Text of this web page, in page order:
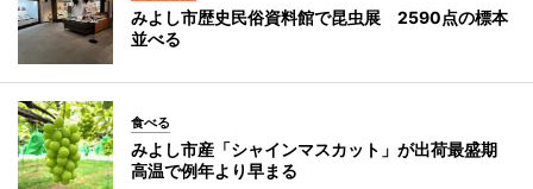
みよし市歴史民俗資料館で昆虫展 2590点の標本
並べる
食べる
みよし市産「シャインマスカット」が出荷最盛期
高温で例年より早まる